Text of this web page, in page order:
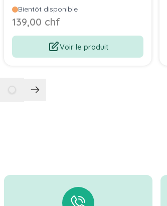
partout en Suisse
Bientôt disponible
139,00 chf
Voir le produit